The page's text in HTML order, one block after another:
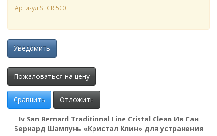
Артикул SHCRI500
Уведомить
Пожаловаться на цену
Сравнить Отложить
Iv San Bernard Traditional Line Cristal Clean Ив Сан
Бернард Шам­пунь «Кри­с­тал Клин» для устранения